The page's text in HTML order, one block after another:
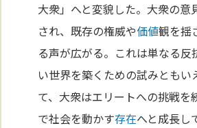
大衆」へと変貌した。大衆の意
され、既存の権威や価値観を揺
る声が広がる。これは単なる反
い世界を築くための試みともい
て、大衆はエリートへの挑戦を
で社会を動かす存在へと成長し